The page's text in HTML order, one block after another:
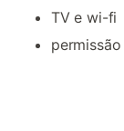
TV e wi-fi